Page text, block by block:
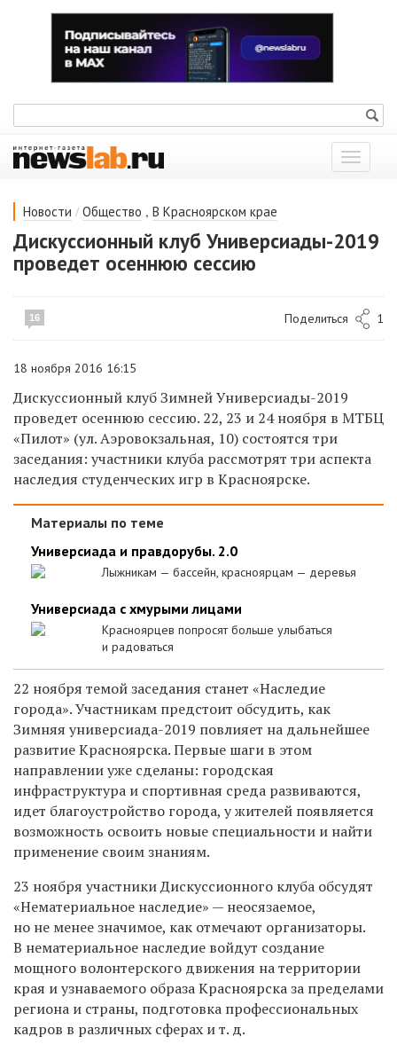
Показать
меню
Новости / Общество , В Красноярском крае
Дискуссионный клуб Универсиады-2019
проведет осеннюю сессию
16 Поделиться 1
18 ноября 2016 16:15
Дискуссионный клуб Зимней Универсиады-2019
проведет осеннюю сессию. 22, 23 и 24 ноября в МТБЦ
«Пилот» (ул. Аэровокзальная, 10) состоятся три
заседания: участники клуба рассмотрят три аспекта
наследия студенческих игр в Красноярске.
Материалы по теме
Универсиада и правдорубы. 2.0
Лыжникам — бассейн, красноярцам — деревья
Универсиада с хмурыми лицами
Красноярцев попросят больше улыбаться
и радоваться
22 ноября темой заседания станет «Наследие
города». Участникам предстоит обсудить, как
Зимняя универсиада-2019 повлияет на дальнейшее
развитие Красноярска. Первые шаги в этом
направлении уже сделаны: городская
инфраструктура и спортивная среда развиваются,
идет благоустройство города, у жителей появляется
возможность освоить новые специальности и найти
применение своим знаниям.
23 ноября участники Дискуссионного клуба обсудят
«Нематериальное наследие» — неосязаемое,
но не менее значимое, как отмечают организаторы.
В нематериальное наследие войдут создание
мощного волонтерского движения на территории
края и узнаваемого образа Красноярска за пределами
региона и страны, подготовка профессиональных
кадров в различных сферах и т. д.